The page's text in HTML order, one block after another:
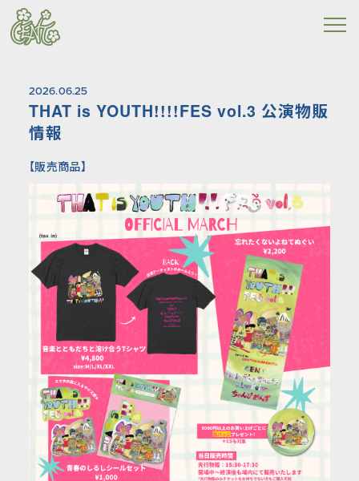
2026.06.25
THAT is YOUTH!!!!FES vol.3 公演物販
情報
【販売商品】